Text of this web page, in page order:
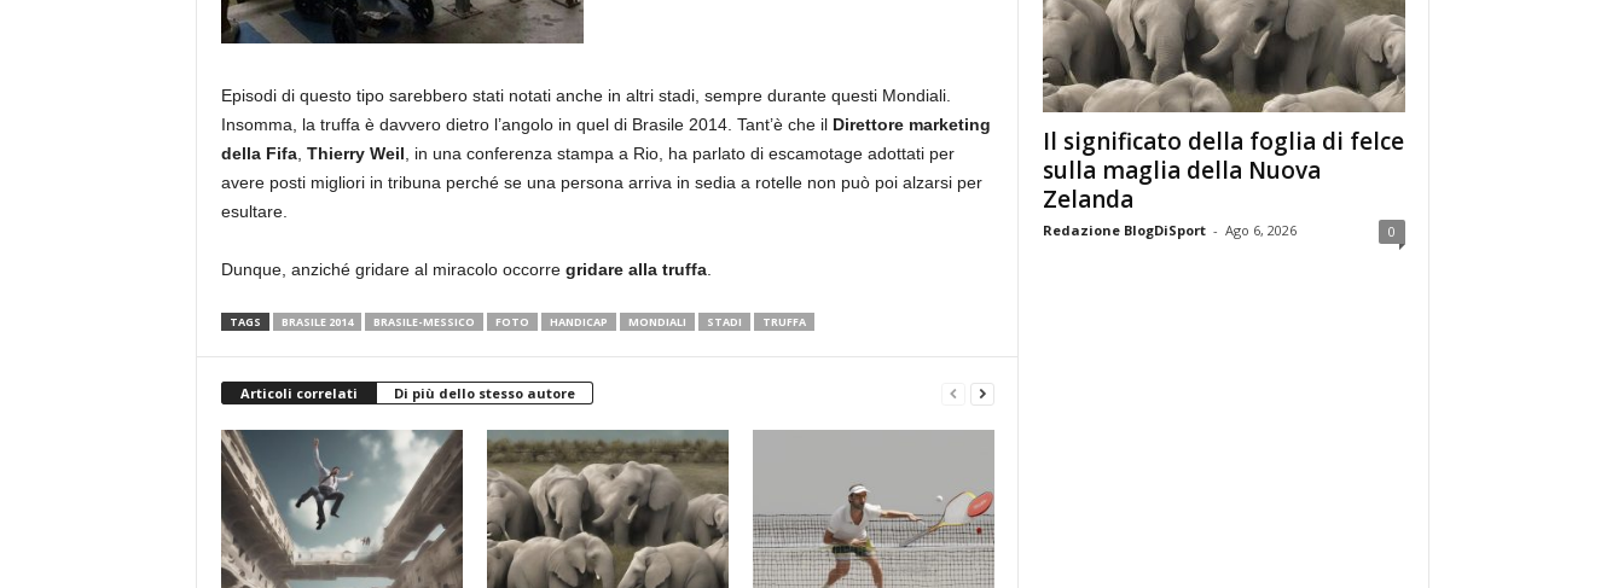
Episodi di questo tipo sarebbero stati notati anche in altri stadi, sempre durante questi Mondiali.
Insomma, la truffa è davvero dietro l’angolo in quel di Brasile 2014. Tant’è che il Direttore marketing
della Fifa, Thierry Weil , in una conferenza stampa a Rio, ha parlato di escamotage adottati per
avere posti migliori in tribuna perché se una persona arriva in sedia a rotelle non può poi alzarsi per
esultare.
Dunque, anziché gridare al miracolo occorre gridare alla truffa.
TAGS BRASILE 2014 BRASILE-MESSICO FOTO HANDICAP MONDIALI STADI TRUFFA
Articoli correlati Di più dello stesso autore
Il significato della foglia di felce
sulla maglia della Nuova
Zelanda
Redazione BlogDiSport - Ago 6, 2026 0